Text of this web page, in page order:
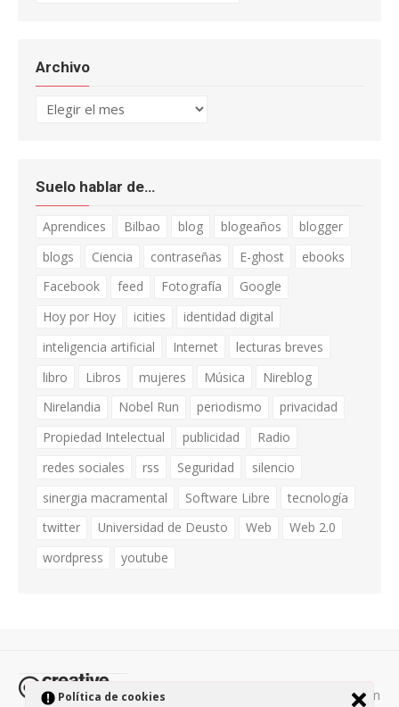
Política de cookies
Archivo
Archivo
Suelo hablar de…
Aprendices Bilbao blog blogeaños
blogger
blogs
Ciencia contraseñas E-ghost
ebooks
Facebook
feed Fotografía
Google
Hoy por Hoy
icities
identidad digital
inteligencia artificial
Internet
lecturas breves
libro
Libros mujeres Música
Nireblog
Nirelandia
Nobel Run periodismo
privacidad
Propiedad Intelectual
publicidad
Radio
redes sociales
rss Seguridad
silencio
sinergia macramental
Software Libre
tecnología
twitter
Universidad de Deusto Web
Web 2.0
wordpress
youtube
Todos los contenidos de esta página están